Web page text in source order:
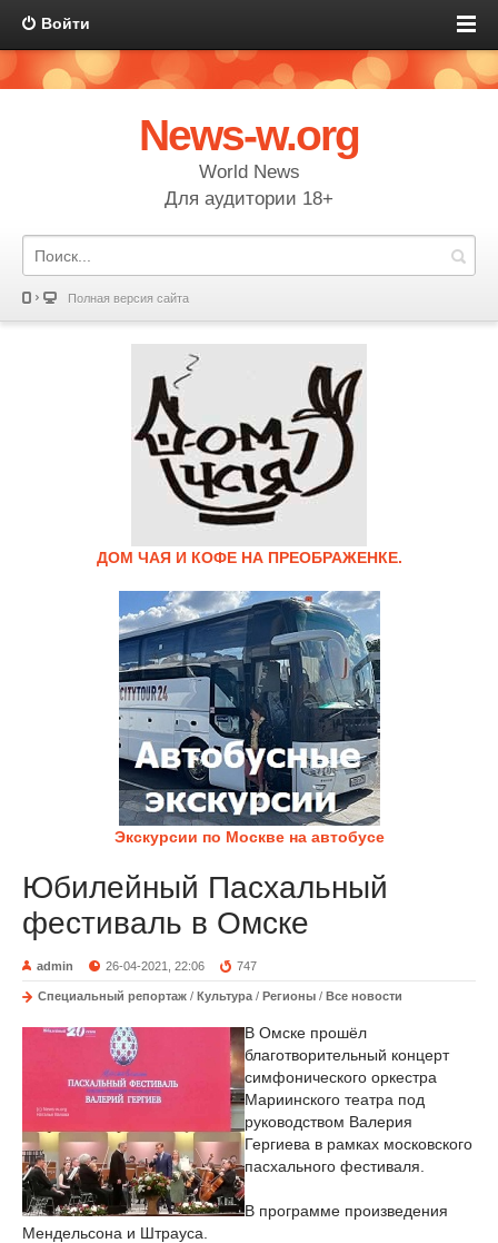
Войти
News-w.org
World News
Для аудитории 18+
Полная версия сайта
ДОМ ЧАЯ И КОФЕ НА ПРЕОБРАЖЕНКЕ.
Экскурсии по Москве на автобусе
Юбилейный Пасхальный
фестиваль в Омске
admin 26-04-2021, 22:06 747
Специальный репортаж / Культура / Регионы / Все новости
В Омске прошёл
благотворительный концерт
симфонического оркестра
Мариинского театра под
руководством Валерия
Гергиева в рамках московского
пасхального фестиваля.
В программе произведения
Мендельсона и Штрауса.